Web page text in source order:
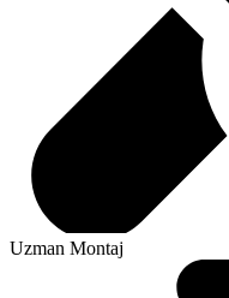
Uzman Montaj